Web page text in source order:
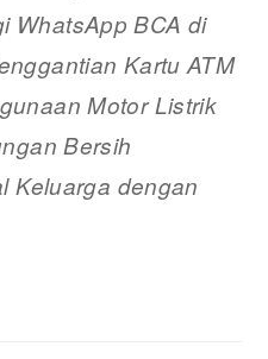
WhatsApp BCA di
Kartu ATM
Motor Listrik
Bersih
Keluarga dengan